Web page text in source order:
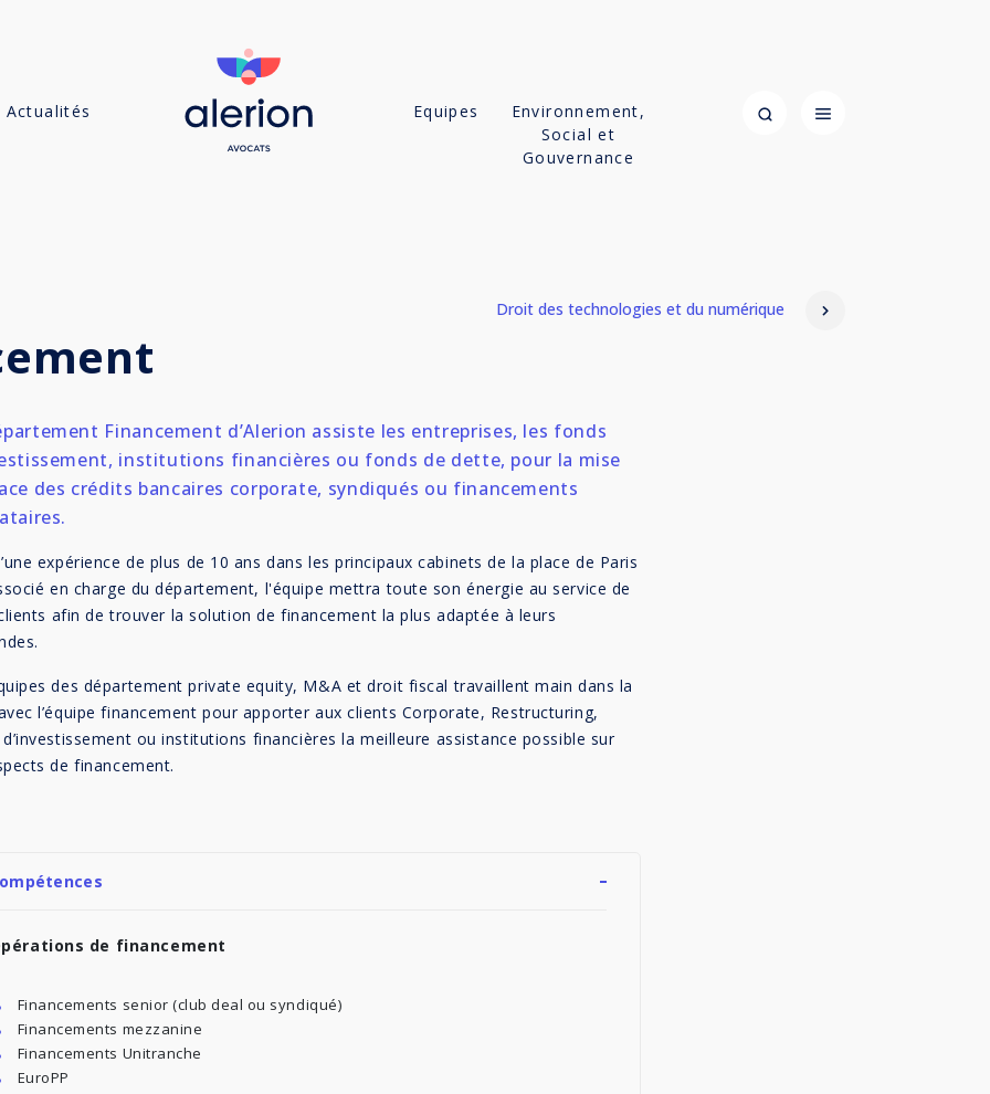
Actualités Equipes
Environnement,
Social et
Gouvernance
Droit des technologies et du numérique
Financement d’Alerion assiste les entreprises, les fonds
institutions financières ou fonds de dette, pour la mise
des crédits bancaires corporate, syndiqués ou financements
expérience de plus de 10 ans dans les principaux cabinets de la place de Paris
en charge du département, l'équipe mettra toute son énergie au service de
afin de trouver la solution de financement la plus adaptée à leurs
des département private equity, M&A et droit fiscal travaillent main dans la
l’équipe financement pour apporter aux clients Corporate, Restructuring,
ou institutions financières la meilleure assistance possible sur
de financement.
de financement
Financements senior (club deal ou syndiqué)
Financements mezzanine
Financements Unitranche
EuroPP